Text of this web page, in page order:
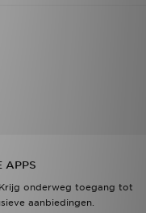
APPS
onderweg toegang tot
aanbiedingen.